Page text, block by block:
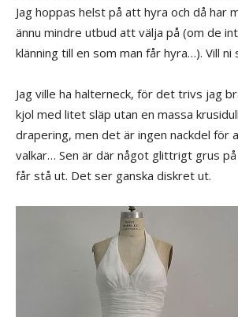
Jag hoppas helst på att hyra och då har
ännu mindre utbud att välja på (om de
klänning till en som man får hyra…). Vill ni
Jag ville ha halterneck, för det trivs jag
kjol med litet släp utan en massa
drapering, men det är ingen nackdel för
valkar… Sen är där något glittrigt grus
får stå ut. Det ser ganska diskret ut.